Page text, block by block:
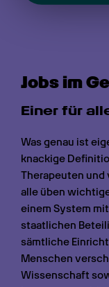
Jobs im
Einer für
Was genau ist
knackige
Therapeuten und
alle üben
einem System
staatlichen
sämtliche
Menschen
Wissenschaft